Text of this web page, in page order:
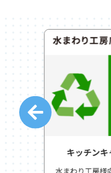
キッチンキ
水まわり工房様